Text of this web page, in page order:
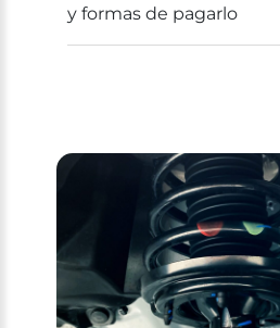
y formas de pagarlo